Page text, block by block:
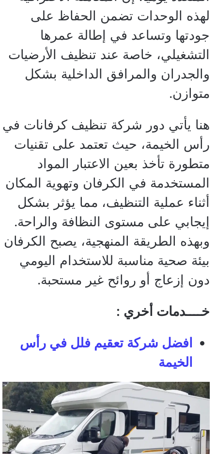
لهذه الوحدات تضمن الحفاظ على
جودتها وتساعد في إطالة عمرها
التشغيلي، خاصة عند تنظيف الأرضيات
والجدران والمرافق الداخلية بشكل
متوازن.
هنا يأتي دور شركة تنظيف كرفانات في
رأس الخيمة، حيث تعتمد على تقنيات
متطورة تأخذ بعين الاعتبار المواد
المستخدمة في الكرفان وتهوية المكان
أثناء عملية التنظيف، مما يؤثر بشكل
إيجابي على مستوى النظافة والراحة.
وبهذه الطريقة المنهجية، يصبح الكرفان
بيئة صحية مناسبة للاستخدام اليومي
دون إزعاج أو روائح غير مستحبة.
خــــدمات أخري :
افضل شركة تعقيم فلل في رأس
الخيمة